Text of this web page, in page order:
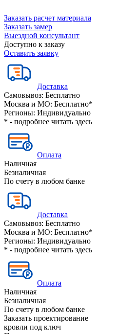
Заказать расчет материала
Заказать замер
Выездной консультант
Доступно к заказу
Оставить заявку
Доставка
Самовывоз: Бесплатно
Москва и МО: Бесплатно*
Регионы: Индивидуально
* - подробнее читать здесь
Оплата
Наличная
Безналичная
По счету в любом банке
Доставка
Самовывоз: Бесплатно
Москва и МО: Бесплатно*
Регионы: Индивидуально
* - подробнее читать здесь
Оплата
Наличная
Безналичная
По счету в любом банке
Заказать проектирование
кровли под ключ